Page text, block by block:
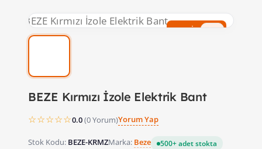
%71 İndirim
BEZE Kırmızı İzole Elektrik Bant
☆☆☆☆☆0.0(0 Yorum)Yorum Yap
Stok Kodu: BEZE-KRMZMarka: Beze 500+ adet stokta